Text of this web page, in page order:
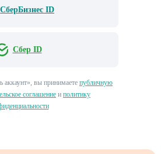
СберБизнес ID
Сбер ID
вы принимаете публичную
соглашение и политику